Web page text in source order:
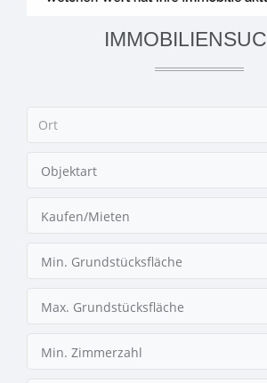
Objektart
Kaufen/Mieten
Min. Grundstücksfläche
Max. Grundstücksfläche
Min. Zimmerzahl